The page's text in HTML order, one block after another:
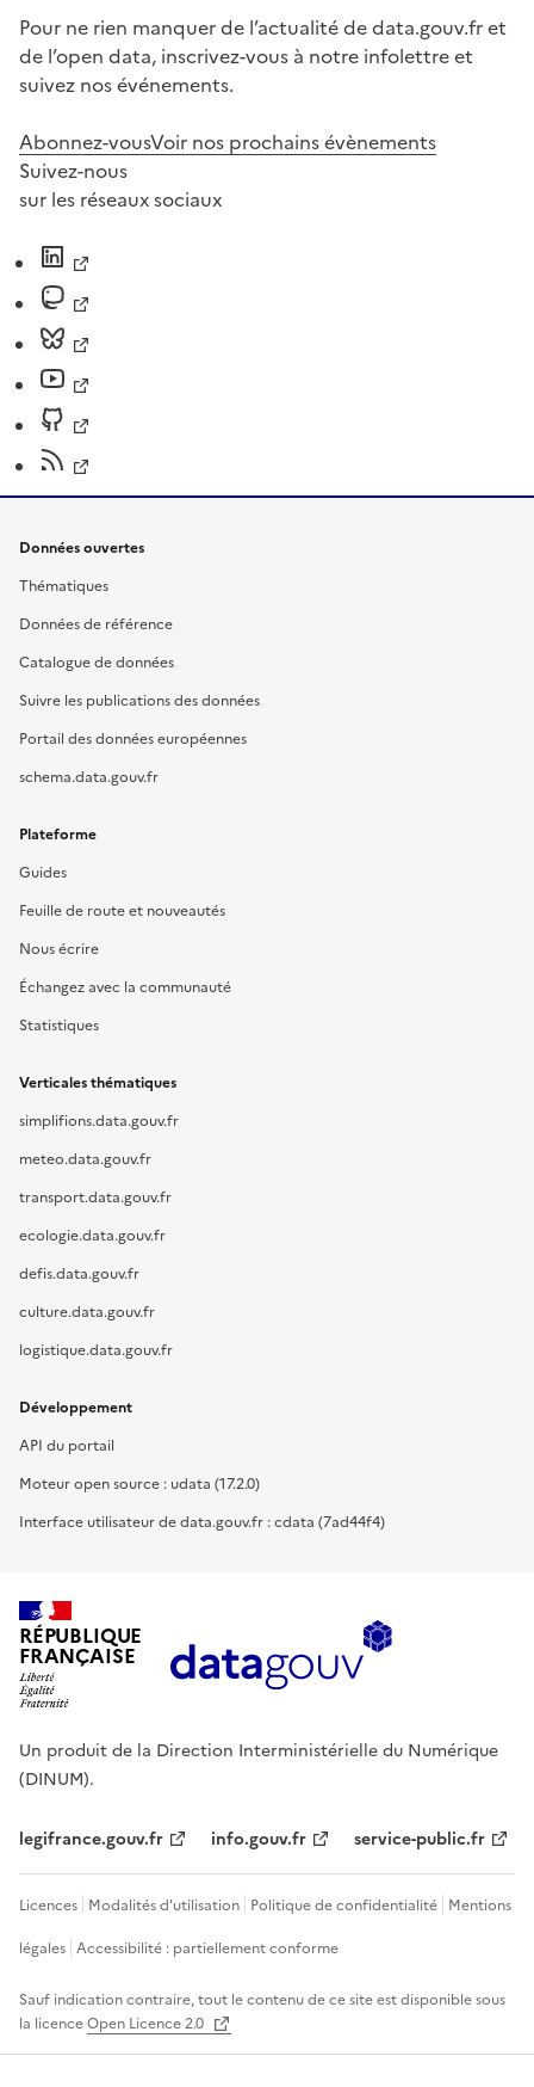
Pour ne rien manquer de l’actualité de data.gouv.fr et
de l’open data, inscrivez-vous à notre infolettre et
suivez nos événements.
Abonnez-vousVoir nos prochains évènements
Suivez-nous
sur les réseaux sociaux
Données ouvertes
Thématiques
Données de référence
Catalogue de données
Suivre les publications des données
Portail des données européennes
schema.data.gouv.fr
Plateforme
Guides
Feuille de route et nouveautés
Nous écrire
Échangez avec la communauté
Statistiques
Verticales thématiques
simplifions.data.gouv.fr
meteo.data.gouv.fr
transport.data.gouv.fr
ecologie.data.gouv.fr
defis.data.gouv.fr
culture.data.gouv.fr
logistique.data.gouv.fr
Développement
API du portail
Moteur open source : udata (17.2.0)
Interface utilisateur de data.gouv.fr : cdata (7ad44f4)
RÉPUBLIQUE
FRANÇAISE
Un produit de la Direction Interministérielle du Numérique
(DINUM).
legifrance.gouv.fr info.gouv.fr service-public.fr
Licences Modalités d'utilisation Politique de confidentialité Mentions
légales Accessibilité : partiellement conforme
Sauf indication contraire, tout le contenu de ce site est disponible sous
la licenceOpen Licence 2.0